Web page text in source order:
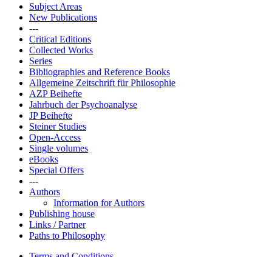
Subject Areas
New Publications
---
Critical Editions
Collected Works
Series
Bibliographies and Reference Books
Allgemeine Zeitschrift für Philosophie
AZP Beihefte
Jahrbuch der Psychoanalyse
JP Beihefte
Steiner Studies
Open-Access
Single volumes
eBooks
Special Offers
---
Authors
Information for Authors
Publishing house
Links / Partner
Paths to Philosophy